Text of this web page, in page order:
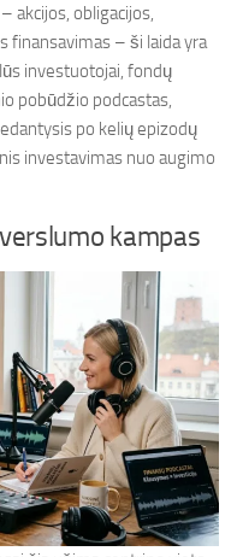
akcijos, obligacijos,
finansavimas – ši laida yra
investuotojai, fondų
pobūdžio podcastas,
po kelių epizodų
investavimas nuo augimo
kampas